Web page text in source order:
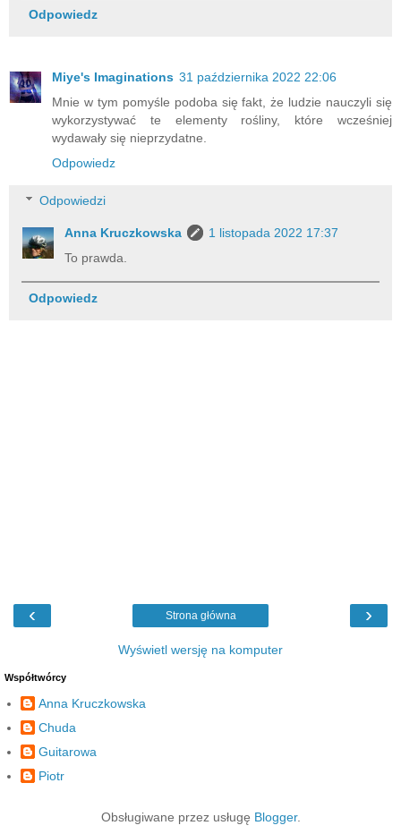
Odpowiedz
Miye's Imaginations 31 października 2022 22:06
Mnie w tym pomyśle podoba się fakt, że ludzie nauczyli się
wykorzystywać te elementy rośliny, które wcześniej
wydawały się nieprzydatne.
Odpowiedz
Odpowiedzi
Anna Kruczkowska
1 listopada 2022 17:37
To prawda.
Odpowiedz
‹ ›
Strona główna
Wyświetl wersję na komputer
Współtwórcy
Anna Kruczkowska
Chuda
Guitarowa
Piotr
Obsługiwane przez usługę Blogger.